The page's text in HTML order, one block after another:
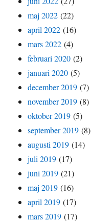
maj 2022 (22)
april 2022 (16)
mars 2022 (4)
februari 2020 (2)
januari 2020 (5)
december 2019 (7)
november 2019 (8)
oktober 2019 (5)
september 2019 (8)
augusti 2019 (14)
juli 2019 (17)
juni 2019 (21)
maj 2019 (16)
april 2019 (17)
mars 2019 (17)